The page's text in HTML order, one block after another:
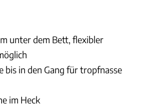
unter dem Bett, flexibler
bis in den Gang für tropfnasse
im Heck